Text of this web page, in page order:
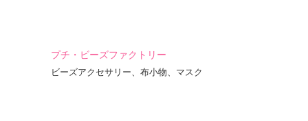
プチ・ビーズファクトリー
ビーズアクセサリー、布小物、マスク